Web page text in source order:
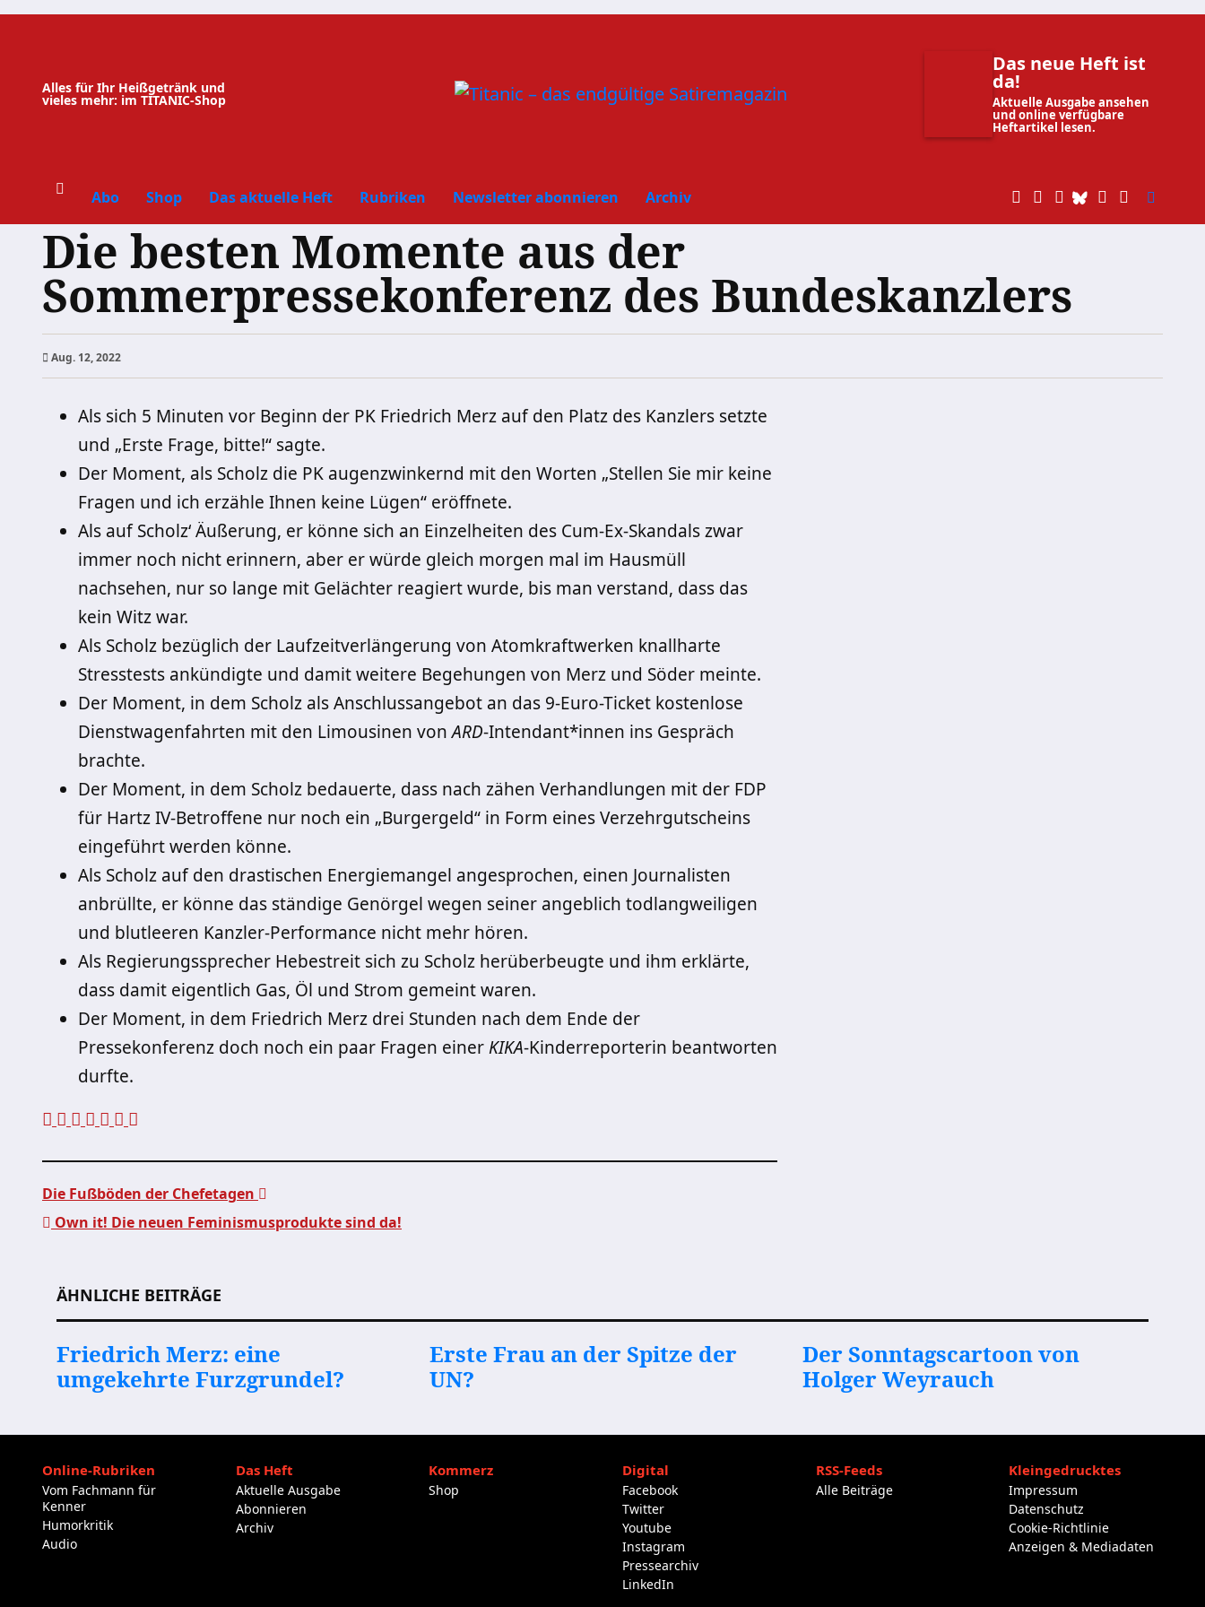
Zum
Alles für Ihr Heißgetränk und
vieles mehr: im TITANIC-Shop
Das neue Heft ist
da!
Aktuelle Ausgabe ansehen
und online verfügbare
Heftartikel lesen.
Abo Shop Das aktuelle Heft Rubriken Newsletter abonnieren Archiv
Die besten Momente aus der
Sommerpressekonferenz des Bundeskanzlers
Aug. 12, 2022
Als sich 5 Minuten vor Beginn der PK Friedrich Merz auf den Platz des Kanzlers setzte
und „Erste Frage, bitte!“ sagte.
Der Moment, als Scholz die PK augenzwinkernd mit den Worten „Stellen Sie mir keine
Fragen und ich erzähle Ihnen keine Lügen“ eröffnete.
Als auf Scholz‘ Äußerung, er könne sich an Einzelheiten des Cum-Ex-Skandals zwar
immer noch nicht erinnern, aber er würde gleich morgen mal im Hausmüll
nachsehen, nur so lange mit Gelächter reagiert wurde, bis man verstand, dass das
kein Witz war.
Als Scholz bezüglich der Laufzeitverlängerung von Atomkraftwerken knallharte
Stresstests ankündigte und damit weitere Begehungen von Merz und Söder meinte.
Der Moment, in dem Scholz als Anschlussangebot an das 9-Euro-Ticket kostenlose
Dienstwagenfahrten mit den Limousinen vonARD-Intendant*innen ins Gespräch
brachte.
Der Moment, in dem Scholz bedauerte, dass nach zähen Verhandlungen mit der FDP
für Hartz IV-Betroffene nur noch ein „Burgergeld“ in Form eines Verzehrgutscheins
eingeführt werden könne.
Als Scholz auf den drastischen Energiemangel angesprochen, einen Journalisten
anbrüllte, er könne das ständige Genörgel wegen seiner angeblich todlangweiligen
und blutleeren Kanzler-Performance nicht mehr hören.
Als Regierungssprecher Hebestreit sich zu Scholz herüberbeugte und ihm erklärte,
dass damit eigentlich Gas, Öl und Strom gemeint waren.
Der Moment, in dem Friedrich Merz drei Stunden nach dem Ende der
Pressekonferenz doch noch ein paar Fragen einerKIKA-Kinderreporterin beantworten
durfte.
Die Fußböden der Chefetagen
Own it! Die neuen Feminismusprodukte sind da!
ÄHNLICHE BEITRÄGE
Friedrich Merz: eine
umgekehrte Furzgrundel?
Erste Frau an der Spitze der
UN?
Der Sonntagscartoon von
Holger Weyrauch
Online-Rubriken
Vom Fachmann für
Kenner
Humorkritik
Audio
Das Heft
Aktuelle Ausgabe
Abonnieren
Archiv
Kommerz
Shop
Digital
Facebook
Twitter
Youtube
Instagram
Pressearchiv
LinkedIn
RSS-Feeds
Alle Beiträge
Kleingedrucktes
Impressum
Datenschutz
Cookie-Richtlinie
Anzeigen & Mediadaten